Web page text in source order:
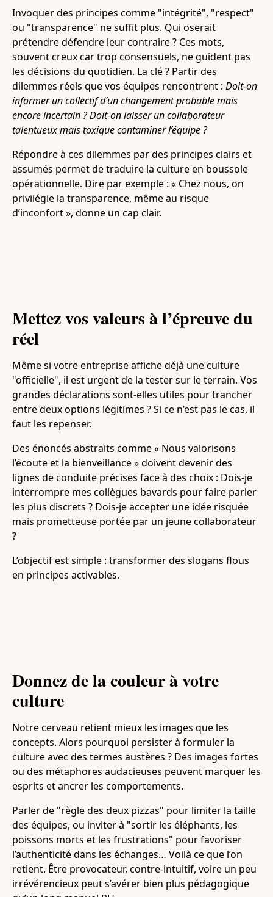
Invoquer des principes comme "intégrité", "respect"
ou "transparence" ne suffit plus. Qui oserait
prétendre défendre leur contraire ? Ces mots,
souvent creux car trop consensuels, ne guident pas
les décisions du quotidien. La clé ? Partir des
dilemmes réels que vos équipes rencontrent : Doit-on
informer un collectif d’un changement probable mais
encore incertain ? Doit-on laisser un collaborateur
talentueux mais toxique contaminer l’équipe ?
Répondre à ces dilemmes par des principes clairs et
assumés permet de traduire la culture en boussole
opérationnelle. Dire par exemple : « Chez nous, on
privilégie la transparence, même au risque
d’inconfort », donne un cap clair.
Mettez vos valeurs à l’épreuve du
réel
Même si votre entreprise affiche déjà une culture
"officielle", il est urgent de la tester sur le terrain. Vos
grandes déclarations sont-elles utiles pour trancher
entre deux options légitimes ? Si ce n’est pas le cas, il
faut les repenser.
Des énoncés abstraits comme « Nous valorisons
l’écoute et la bienveillance » doivent devenir des
lignes de conduite précises face à des choix : Dois-je
interrompre mes collègues bavards pour faire parler
les plus discrets ? Dois-je accepter une idée risquée
mais prometteuse portée par un jeune collaborateur
?
L’objectif est simple : transformer des slogans flous
en principes activables.
Donnez de la couleur à votre
culture
Notre cerveau retient mieux les images que les
concepts. Alors pourquoi persister à formuler la
culture avec des termes austères ? Des images fortes
ou des métaphores audacieuses peuvent marquer les
esprits et ancrer les comportements.
Parler de "règle des deux pizzas" pour limiter la taille
des équipes, ou inviter à "sortir les éléphants, les
poissons morts et les frustrations" pour favoriser
l’authenticité dans les échanges… Voilà ce que l’on
retient. Être provocateur, contre-intuitif, voire un peu
irrévérencieux peut s’avérer bien plus pédagogique